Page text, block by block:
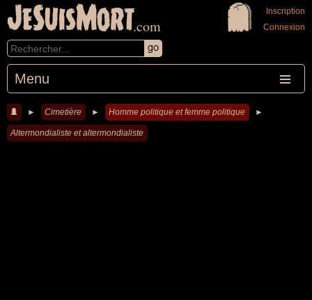
JeSuisMort.com
Menu
Inscription
Connexion
► Cimetière ► Homme politique et femme politique ►
Altermondialiste et altermondialiste